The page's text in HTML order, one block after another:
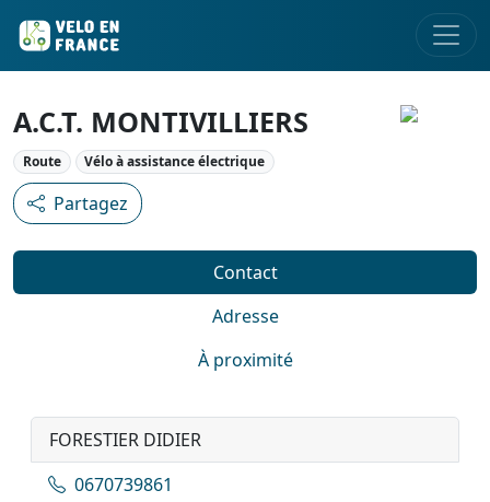
A.C.T. MONTIVILLIERS
Route Vélo à assistance électrique
Partagez
Contact
Adresse
À proximité
FORESTIER DIDIER
0670739861